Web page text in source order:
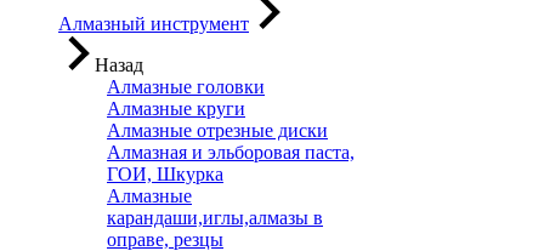
Алмазный инструмент
Назад
Алмазные головки
Алмазные круги
Алмазные отрезные диски
Алмазная и эльборовая паста,
ГОИ, Шкурка
Алмазные
карандаши,иглы,алмазы в
оправе, резцы